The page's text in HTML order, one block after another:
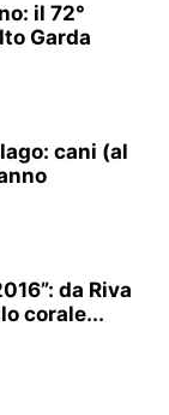
il 72°
Garda
cani (al
da Riva
corale...